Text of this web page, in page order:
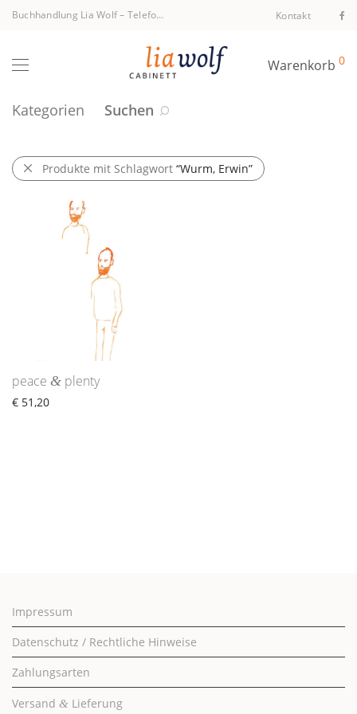
Buchhandlung Lia Wolf– Telefon +43 1 512 40 94 Kontakt
Warenkorb 0
Kategorien Suchen
Produkte mit Schlagwort “Wurm, Erwin”
peace & plenty
€ 51,20
Impressum
Datenschutz / Rechtliche Hinweise
Zahlungsarten
Versand & Lieferung